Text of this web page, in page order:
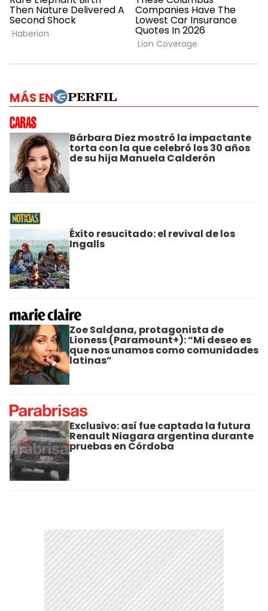
MÁS EN
Bárbara Diez mostró la impactante
torta con la que celebró los 30 años
de su hija Manuela Calderón
Éxito resucitado: el revival de los
Ingalls
Zoe Saldana, protagonista de
Lioness (Paramount+): “Mi deseo es
que nos unamos como comunidades
latinas”
Exclusivo: así fue captada la futura
Renault Niagara argentina durante
pruebas en Córdoba